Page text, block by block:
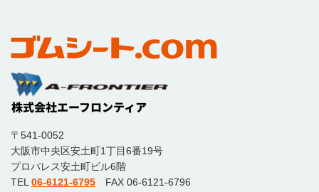
〒541-0052
大阪市中央区安土町1丁目6番19号
プロパレス安土町ビル6階
TEL 06-6121-6795 FAX 06-6121-6796